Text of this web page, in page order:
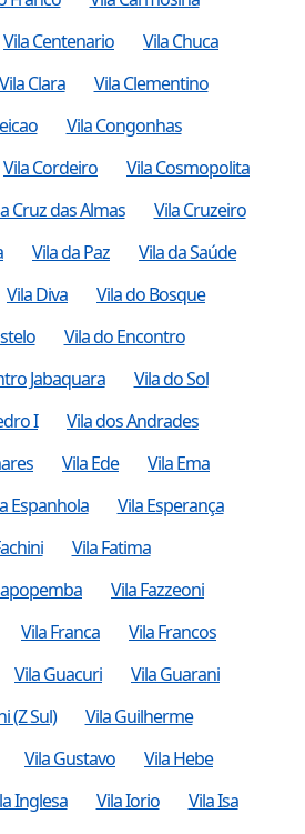
Vila Centenario
Vila Chuca
Vila Clara
Vila Clementino
Vila Congonhas
Vila Cordeiro
Vila Cosmopolita
Cruz das Almas
Vila Cruzeiro
Vila da Paz
Vila da Saúde
Vila Diva
Vila do Bosque
Vila do Encontro
Jabaquara
Vila do Sol
I
Vila dos Andrades
Vila Ede
Vila Ema
Espanhola
Vila Esperança
Vila Fatima
Vila Fazzeoni
Vila Franca
Vila Francos
Vila Guacuri
Vila Guarani
(Z Sul)
Vila Guilherme
Vila Gustavo
Vila Hebe
Inglesa Vila Iorio
Vila Isa